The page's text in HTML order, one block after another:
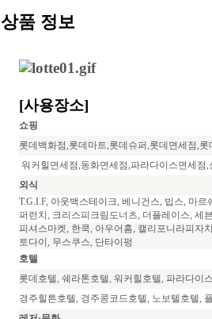
상품 정보
[사용장소]
쇼핑
롯데백화점,롯데마트,롯데슈퍼,롯데면세점,
워커힐면세점,동화면세점,파라다이스면세점
외식
T.G.I.F, 아웃백스테이크, 베니건스, 빕스, 마
퍼런치, 크리스피크림도너츠, 더플레이스, 세
피셔스마켓, 한쿡, 아우어홈, 캘리포니라피자
토다이, 무스쿠스, 단타이펑
호텔
롯데호텔, 쉐라톤호텔, 워커힐호텔, 파라다이
경주힐튼호텔, 경주콩코드호텔, 노보텔호텔,